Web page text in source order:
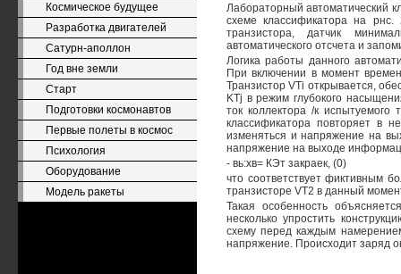
Космическое будущее
Разработка двигателей
Сатурн-аполлон
Год вне земли
Старт
Подготовки космонавтов
Первые полеты в космос
Психология
Оборудование
Модель ракеты
Лабораторный автоматический
схеме классификатора на рнс.
транзистора, датчик
автоматического отсчета и
Логика работы данного
При включении в момент
Транзистор VTi открывается,
KTj в режим глубокого
ток коллектора /к
классификатора повторяет в
изменяться и напряжение на
напряжение на выходе
- вь:хв= КЭт закраек, (0)
что соответствует фиктивным
транзисторе VT2 в данный
Такая особенность
несколько упростить
схему перед каждым
напряжение. Происходит заряд